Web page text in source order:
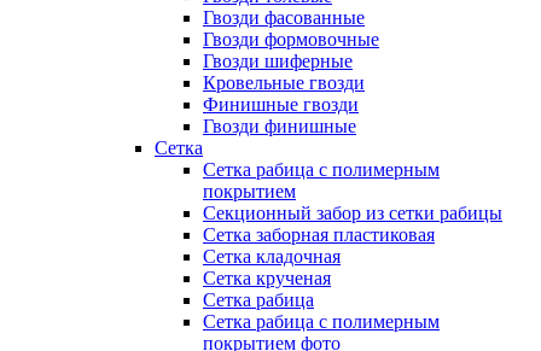
Гвозди фасованные
Гвозди формовочные
Гвозди шиферные
Кровельные гвозди
Финишные гвозди
Гвозди финишные
Сетка
Сетка рабица с полимерным
покрытием
Секционный забор из сетки рабицы
Сетка заборная пластиковая
Сетка кладочная
Сетка крученая
Сетка рабица
Сетка рабица с полимерным
покрытием фото